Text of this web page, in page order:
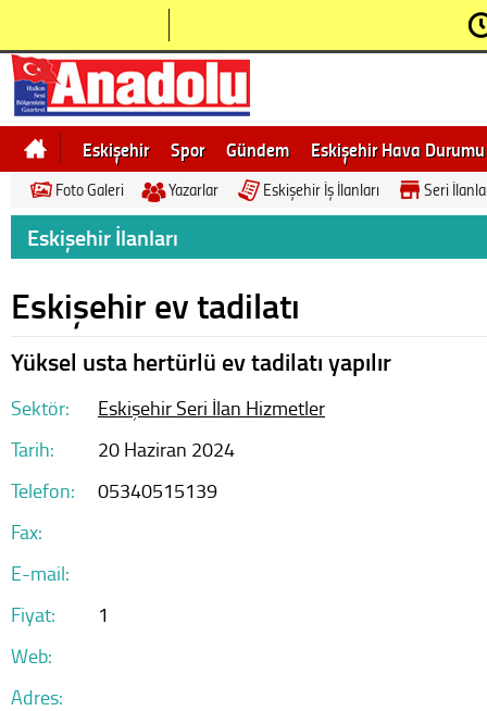
Eskişehir Spor Gündem
Eskişehir Hava Durumu
Bilecik
Ne demek Eskişehir Gezi Rehberi
Foto Galeri Yazarlar Eskişehir İş İlanları Seri
Eskişehir İlanları
Eskişehir ev tadilatı
Yüksel usta hertürlü ev tadilatı yapılır
Sektör: Eskişehir Seri İlan Hizmetler
Tarih:
20 Haziran 2024
Telefon:
05340515139
Fax:
E-mail:
Fiyat:
1
Web:
Adres: